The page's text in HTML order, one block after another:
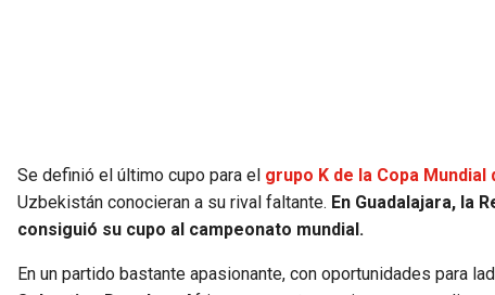
Se definió el último cupo para el grupo K de la Copa Mundial
Uzbekistán conocieran a su rival faltante. En Guadalajara, la
consiguió su cupo al campeonato mundial.
En un partido bastante apasionante, con oportunidades para